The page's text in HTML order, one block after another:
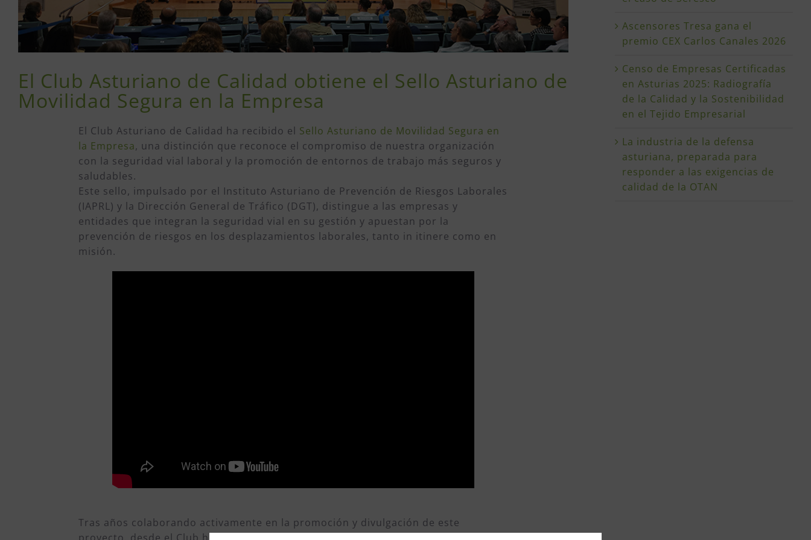
El Club Asturiano de Calidad obtiene el Sello Asturiano de
Movilidad Segura en la Empresa
El Club Asturiano de Calidad ha recibido el Sello Asturiano de Movilidad Segura en
la Empresa, una distinción que reconoce el compromiso de nuestra organización
con la seguridad vial laboral y la promoción de entornos de trabajo más seguros y
saludables.
Este sello, impulsado por el Instituto Asturiano de Prevención de Riesgos Laborales
(IAPRL) y la Dirección General de Tráfico (DGT), distingue a las empresas y
entidades que integran la seguridad vial en su gestión y apuestan por la
prevención de riesgos en los desplazamientos laborales, tanto in itinere como en
misión.
Tras años colaborando activamente en la promoción y divulgación de este
Ascensores Tresa gana el
premio CEX Carlos Canales 2026
Censo de Empresas Certificadas
en Asturias 2025: Radiografía
de la Calidad y la Sostenibilidad
en el Tejido Empresarial
La industria de la defensa
asturiana, preparada para
responder a las exigencias de
calidad de la OTAN